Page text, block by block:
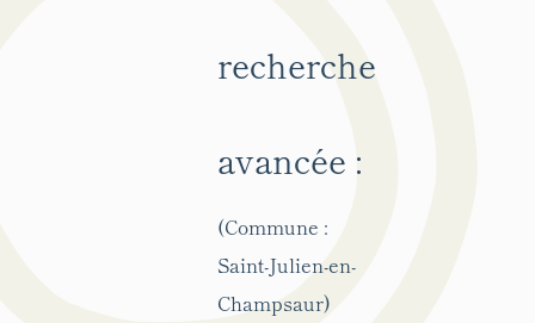
recherche
avancée :
(Commune :
Saint-Julien-en-
Champsaur)